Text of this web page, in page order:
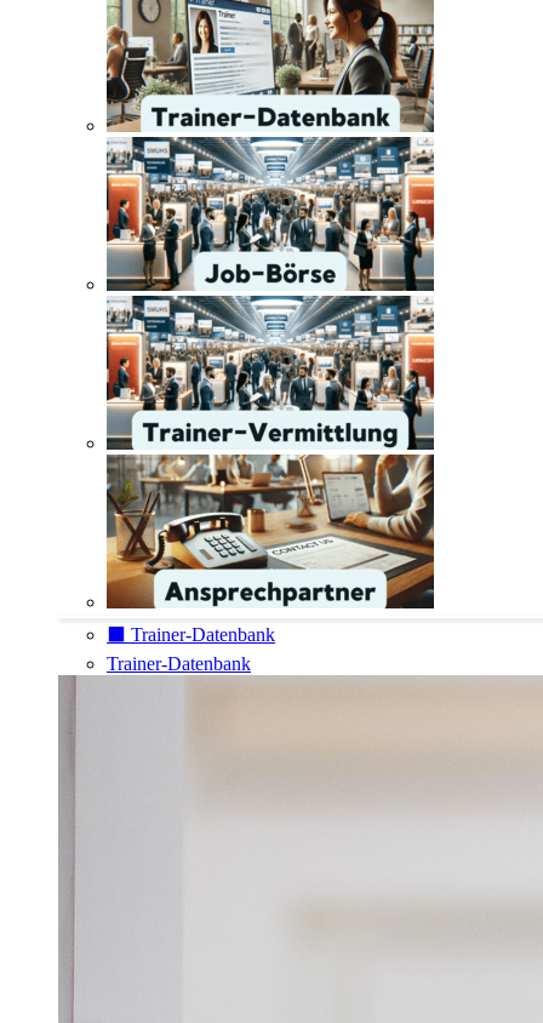
⬛️ Trainer-Datenbank
Trainer-Datenbank